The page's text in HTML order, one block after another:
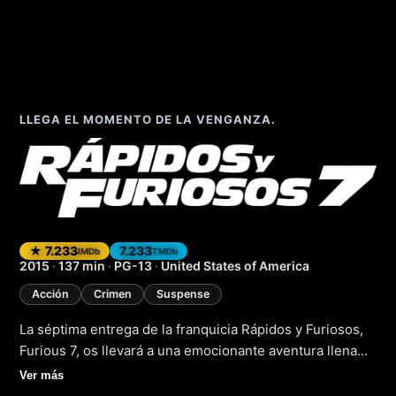
LLEGA EL MOMENTO DE LA VENGANZA.
Furious 7
★ 7.233IMDb 7.233TMDb
2015 · 137 min · PG-13 · United States of America
Acción Crimen Suspense
La séptima entrega de la franquicia Rápidos y Furiosos,
Furious 7, os llevará a una emocionante aventura llena
de acción, crimen y suspense. La película sigue a
Ver más